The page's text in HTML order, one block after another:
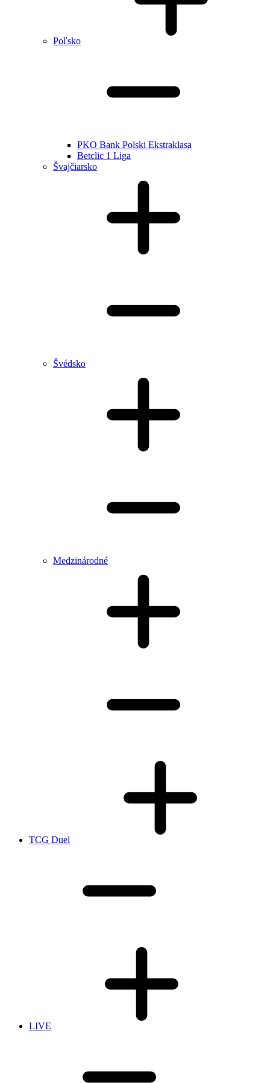
Poľsko
PKO Bank Polski Ekstraklasa
Betclic 1 Liga
Švajčiarsko
Švédsko
Medzinárodné
TCG Duel
LIVE